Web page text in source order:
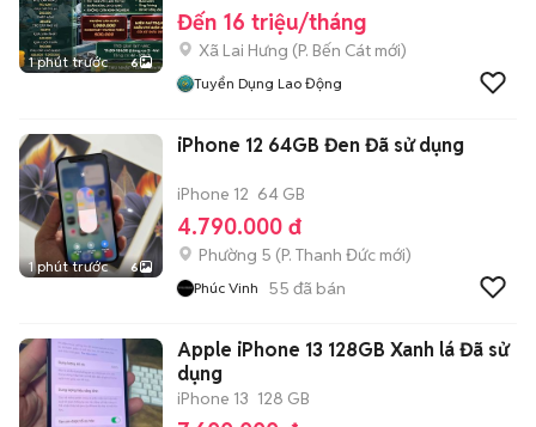
1 phút trước 6
Đến 16 triệu/tháng
Xã Lai Hưng (P. Bến Cát mới)
Tuyển Dụng Lao Động
1 phút trước 6
iPhone 12 64GB Đen Đã sử dụng
iPhone 12 64 GB
4.790.000 đ
Phường 5 (P. Thanh Đức mới)
Phúc Vinh 55 đã bán
Apple iPhone 13 128GB Xanh lá Đã sử
dụng
iPhone 13 128 GB